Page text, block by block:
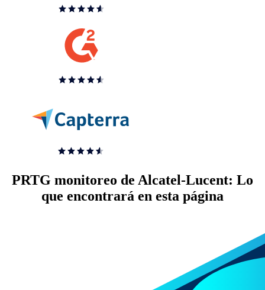
PRTG monitoreo de Alcatel-Lucent: Lo
que encontrará en esta página